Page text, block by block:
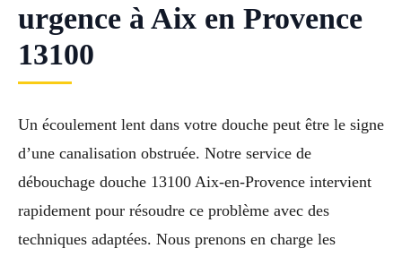
urgence à Aix en Provence
13100
Un écoulement lent dans votre douche peut être le signe
d’une canalisation obstruée. Notre service de
débouchage douche 13100 Aix-en-Provence intervient
rapidement pour résoudre ce problème avec des
techniques adaptées. Nous prenons en charge les